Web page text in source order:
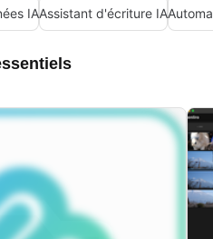
IAAssistant d'écriture IA